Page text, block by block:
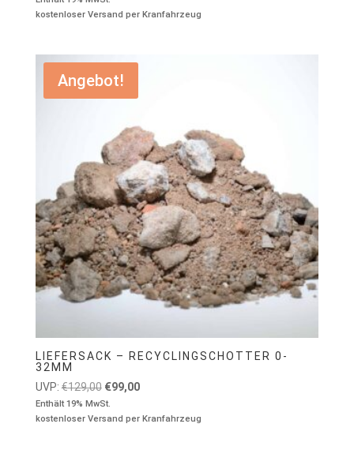
war:
ist:
kostenloser Versand per Kranfahrzeug
Angebot!
LIEFERSACK – RECYCLINGSCHOTTER 0-
32MM
UVP: €129,00 Ursprünglicher
Preis
war:
€99,00Aktueller
ist:
Enthält 19% MwSt.
kostenloser Versand per Kranfahrzeug